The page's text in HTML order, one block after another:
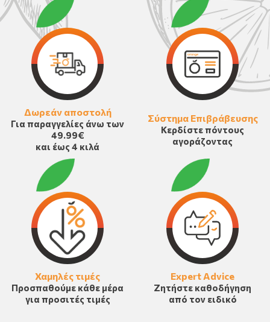
Δωρεάν αποστολή
Για παραγγελίες άνω των
49.99€
και έως 4 κιλά
Σύστημα Επιβράβευσης
Κερδίστε πόντους
αγοράζοντας
Χαμηλές τιμές
Προσπαθούμε κάθε μέρα
για προσιτές τιμές
Expert Advice
Ζητήστε καθοδήγηση
από τον ειδικό